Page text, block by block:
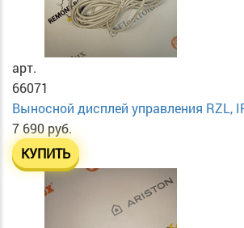
арт.
66071
Выносной дисплей управления RZL,
7 690 руб.
КУПИТЬ